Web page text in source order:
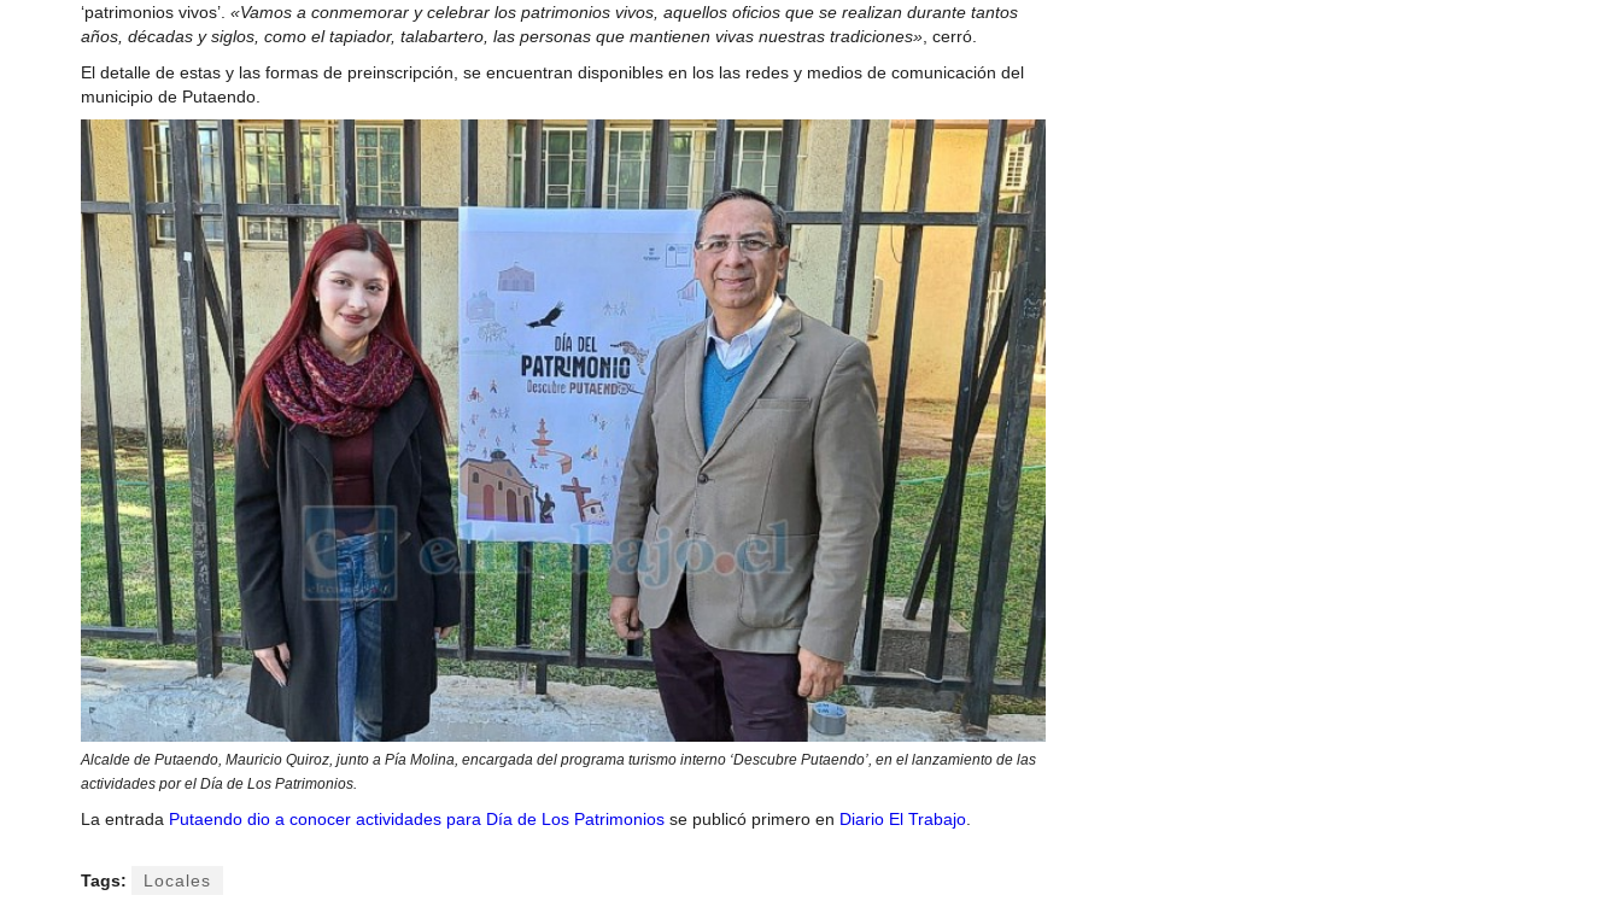
‘patrimonios vivos’. «Vamos a conmemorar y celebrar los patrimonios vivos, aquellos oficios que se realizan durante tantos
años, décadas y siglos, como el tapiador, talabartero, las personas que mantienen vivas nuestras tradiciones», cerró.
El detalle de estas y las formas de preinscripción, se encuentran disponibles en los las redes y medios de comunicación del
municipio de Putaendo.
Alcalde de Putaendo, Mauricio Quiroz, junto a Pía Molina, encargada del programa turismo interno ‘Descubre Putaendo’, en el lanzamiento de las
actividades por el Día de Los Patrimonios.
La entrada Putaendo dio a conocer actividades para Día de Los Patrimonios se publicó primero en Diario El Trabajo
Tags: Locales